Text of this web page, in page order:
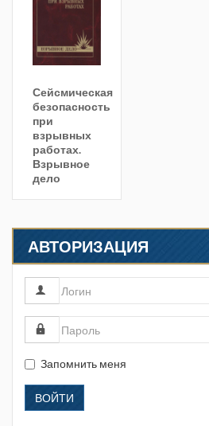
Сейсмическая
безопасность
при
взрывных
работах.
Взрывное
дело
АВТОРИЗАЦИЯ
Запомнить меня
ВОЙТИ